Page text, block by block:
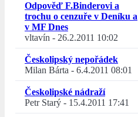
Odpověď F.Binderovi a
trochu o cenzuře v Deníku a
v MF Dnes
vltavín - 26.2.2011 10:02
Českolipský nepořádek
Milan Bárta - 6.4.2011 08:01
Českolipské nádraží
Petr Starý - 15.4.2011 17:41